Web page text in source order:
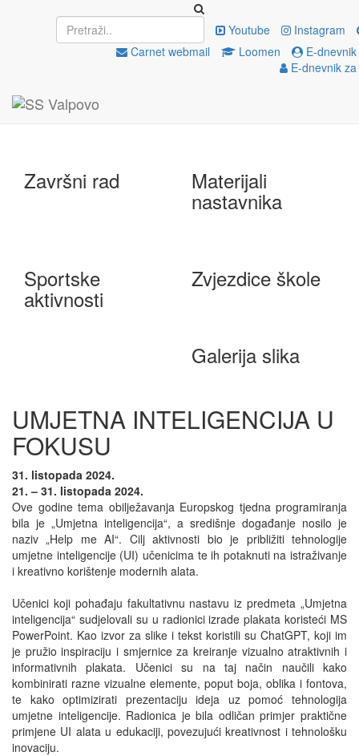
Youtube
Instagram
Carnet webmail
Loomen
E-
E-dnevnik
Upisi EU projekti
e-Škole
Završni rad Materijali
nastavnika
Sportske
aktivnosti
Zvjezdice škole
Galerija slika
UMJETNA INTELIGENCIJA U
FOKUSU
31. listopada 2024.
21. – 31. listopada 2024.
Ove godine tema obilježavanja Europskog tjedna programiranja
bila je „Umjetna inteligencija“, a središnje događanje nosilo je
naziv „Help me AI“. Cilj aktivnosti bio je približiti tehnologije
umjetne inteligencije (UI) učenicima te ih potaknuti na istraživanje
i kreativno korištenje modernih alata.
Učenici koji pohađaju fakultativnu nastavu iz predmeta „Umjetna
inteligencija“ sudjelovali su u radionici izrade plakata koristeći MS
PowerPoint. Kao izvor za slike i tekst koristili su ChatGPT, koji im
je pružio inspiraciju i smjernice za kreiranje vizualno atraktivnih i
informativnih plakata. Učenici su na taj način naučili kako
kombinirati razne vizualne elemente, poput boja, oblika i fontova,
te kako optimizirati prezentaciju ideja uz pomoć tehnologija
umjetne inteligencije. Radionica je bila odličan primjer praktične
primjene UI alata u edukaciji, povezujući kreativnost i tehnološku
inovaciju.